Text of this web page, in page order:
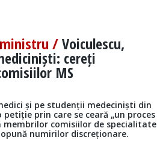
ministru /Voiculescu,
cereți
MS
și pe studenții medeciniști din
prin care se ceară „un proces
membrilor comisiilor de specialitate
numirilor discreționare.